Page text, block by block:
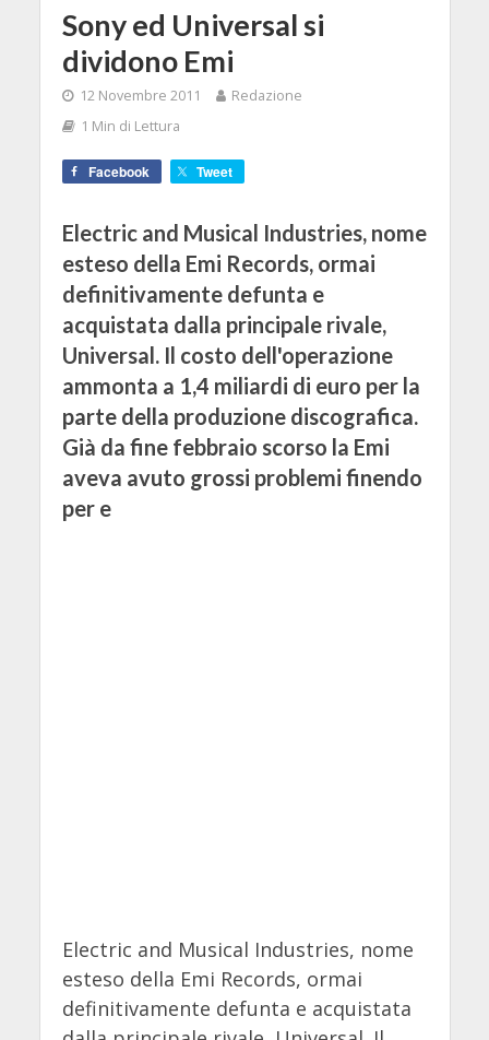
Sony ed Universal si
dividono Emi
12 Novembre 2011
Redazione
1 Min di Lettura
Facebook Tweet
Electric and Musical Industries, nome
esteso della Emi Records, ormai
definitivamente defunta e
acquistata dalla principale rivale,
Universal. Il costo dell'operazione
ammonta a 1,4 miliardi di euro per la
parte della produzione discografica.
Già da fine febbraio scorso la Emi
aveva avuto grossi problemi finendo
per e
Electric and Musical Industries, nome
esteso della Emi Records, ormai
definitivamente defunta e acquistata